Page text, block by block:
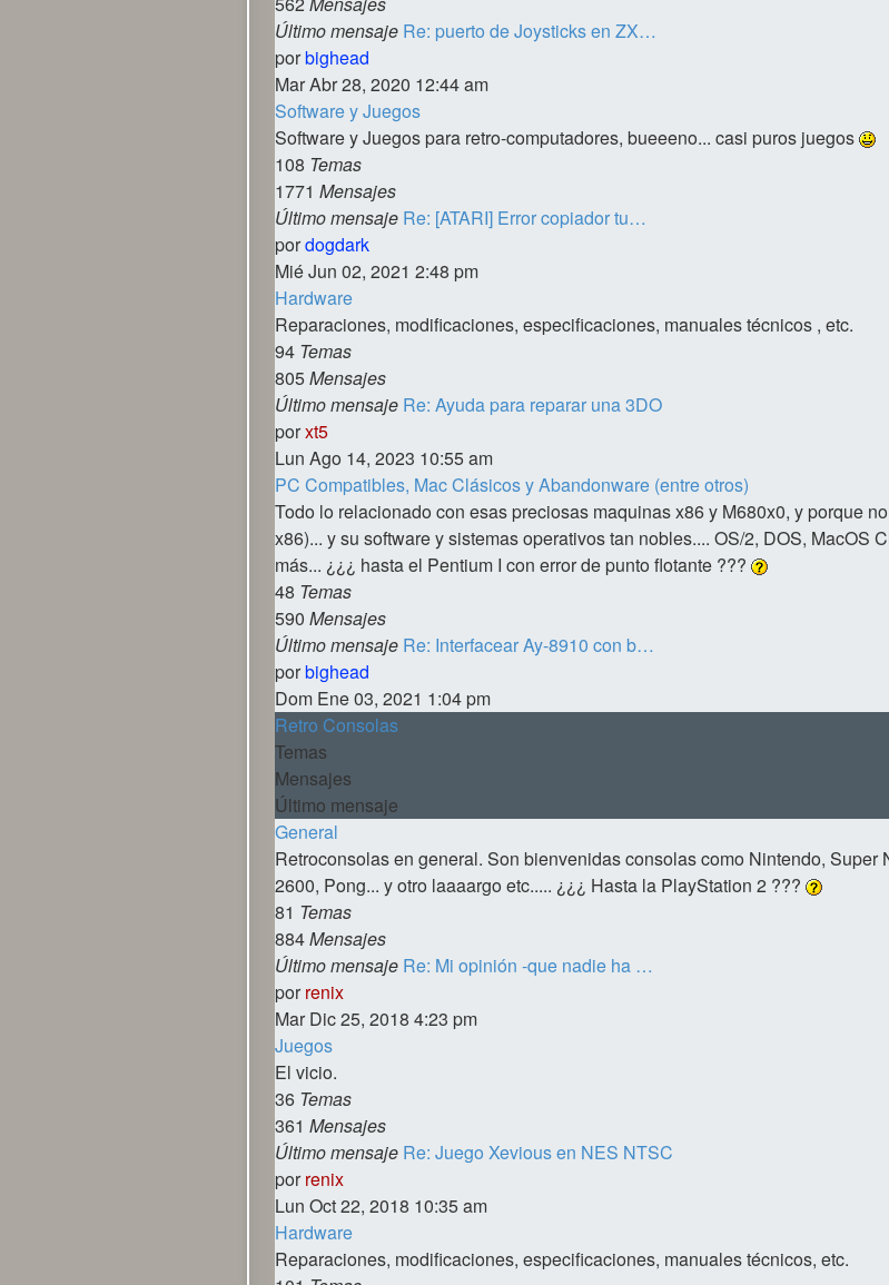
Último mensaje Re: puerto de Joysticks en ZX…
porbighead
último
mensaje
Mar Abr 28, 2020 12:44 am
Software y Juegos
Software y Juegos para retro-computadores, bueeeno... casi puros juegos
108 Temas
1771 Mensajes
Último mensaje Re: [ATARI] Error copiador tu…
pordogdark
último
Mié Jun 02, 2021 2:48 pm
Hardware
Reparaciones, modificaciones, especificaciones, manuales técnicos , etc.
94 Temas
805Mensajes
Último mensaje Re: Ayuda para reparar una 3DO
porxt5
último
mensaje
Lun Ago 14, 2023 10:55 am
PC Compatibles, Mac Clásicos y Abandonware (entre otros)
Todo lo relacionado con esas preciosas maquinas x86 y M680x0, y porque
x86)... y su software y sistemas operativos tan nobles.... OS/2, DOS, MacOS
más... ¿¿¿ hasta el Pentium I con error de punto flotante ???
48 Temas
590 Mensajes
Último mensaje Re: Interfacear Ay-8910 con b…
porbighead
último
mensaje
Dom Ene 03, 2021 1:04 pm
Retro Consolas
Temas
Mensajes
Último mensaje
General
Retroconsolas en general. Son bienvenidas consolas como Nintendo, Super
2600, Pong... y otro laaaargo etc..... ¿¿¿ Hasta la PlayStation 2 ???
81 Temas
884Mensajes
Último mensaje Re: Mi opinión -que nadie ha …
por renix
último
Mar Dic 25, 2018 4:23 pm
Juegos
El vicio.
36 Temas
361 Mensajes
Último mensaje Re: Juego Xevious en NES NTSC
por renix
último
mensaje
Lun Oct 22, 2018 10:35 am
Hardware
Reparaciones, modificaciones, especificaciones, manuales técnicos, etc.